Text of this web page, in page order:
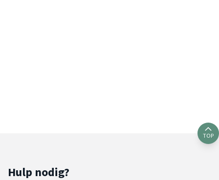
TOP
Hulp nodig?